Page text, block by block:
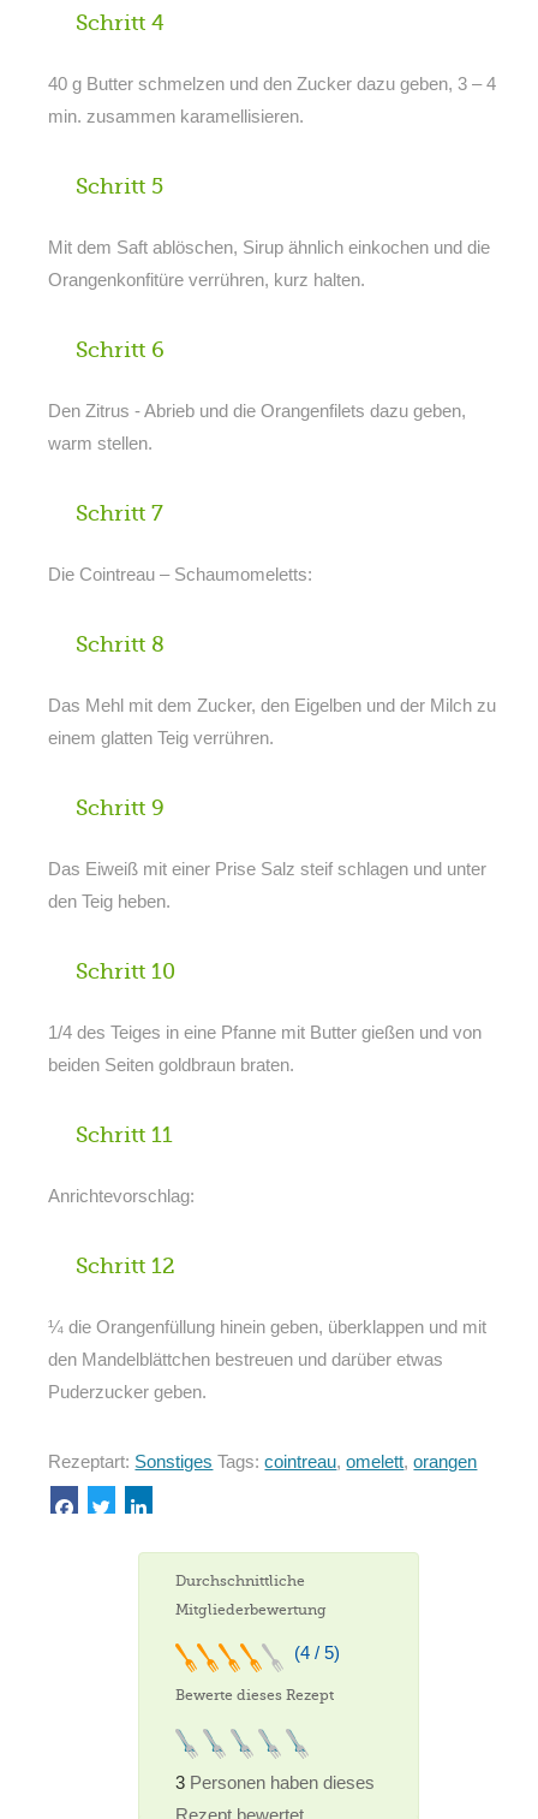
Schritt 4
40 g Butter schmelzen und den Zucker dazu geben, 3 – 4
min. zusammen karamellisieren.
Schritt 5
Mit dem Saft ablöschen, Sirup ähnlich einkochen und die
Orangenkonfitüre verrühren, kurz halten.
Schritt 6
Den Zitrus - Abrieb und die Orangenfilets dazu geben,
warm stellen.
Schritt 7
Die Cointreau – Schaumomeletts:
Schritt 8
Das Mehl mit dem Zucker, den Eigelben und der Milch zu
einem glatten Teig verrühren.
Schritt 9
Das Eiweiß mit einer Prise Salz steif schlagen und unter
den Teig heben.
Schritt 10
1/4 des Teiges in eine Pfanne mit Butter gießen und von
beiden Seiten goldbraun braten.
Schritt 11
Anrichtevorschlag:
Schritt 12
¼ die Orangenfüllung hinein geben, überklappen und mit
den Mandelblättchen bestreuen und darüber etwas
Puderzucker geben.
Rezeptart: Sonstiges Tags:cointreau,omelett,orangen
Durchschnittliche
Mitgliederbewertung
(4 / 5)
Bewerte dieses Rezept
3 Personen haben dieses
Rezept bewertet